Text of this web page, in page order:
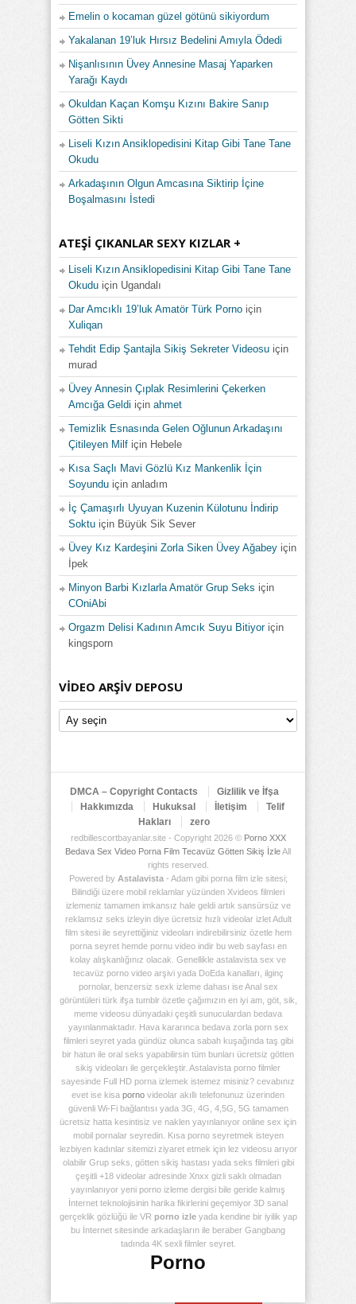
Emelin o kocaman güzel götünü sikiyordum
Yakalanan 19’luk Hırsız Bedelini Amıyla Ödedi
Nişanlısının Üvey Annesine Masaj Yaparken
Yarağı Kaydı
Okuldan Kaçan Komşu Kızını Bakire Sanıp
Götten Sikti
Liseli Kızın Ansiklopedisini Kitap Gibi Tane Tane
Okudu
Arkadaşının Olgun Amcasına Siktirip İçine
Boşalmasını İstedi
ATEŞI ÇIKANLAR SEXY KIZLAR +
Liseli Kızın Ansiklopedisini Kitap Gibi Tane Tane
Okudu için Ugandalı
Dar Amcıklı 19’luk Amatör Türk Porno için
Xuliqan
Tehdit Edip Şantajla Sikiş Sekreter Videosu için
murad
Üvey Annesin Çıplak Resimlerini Çekerken
Amcığa Geldi için ahmet
Temizlik Esnasında Gelen Oğlunun Arkadaşını
Çitileyen Milf için Hebele
Kısa Saçlı Mavi Gözlü Kız Mankenlik İçin
Soyundu için anladım
İç Çamaşırlı Uyuyan Kuzenin Külotunu İndirip
Soktu için Büyük Sik Sever
Üvey Kız Kardeşini Zorla Siken Üvey Ağabey için
İpek
Minyon Barbi Kızlarla Amatör Grup Seks için
COniAbi
Orgazm Delisi Kadının Amcık Suyu Bitiyoriçin
kingsporn
VIDEO ARŞIV DEPOSU
Video
Arşiv
DMCA – Copyright Contacts
Gizlilik ve İfşa
Hakkımızda
Hukuksal İletişim
Telif
Hakları
zero
redbillescortbayanlar.site - Copyright 2026 © Porno XXX
Bedava Sex Video Porna Film Tecavüz Götten Sikiş İzleAll
rights reserved.
Powered by Astalavista- Adam gibi porna film izle sitesi;
Bilindiği üzere mobil reklamlar yüzünden Xvideos filmleri
izlemeniz tamamen imkansız hale geldi artık sansürsüz ve
reklamsız seks izleyin diye ücretsiz hızlı videolar izlet Adult
film sitesi ile seyrettiğiniz videoları indirebilirsiniz özetle hem
porna seyret hemde pornu video indir bu web sayfası en
kolay alışkanlığınız olacak. Genellikle astalavista sex ve
tecavüz porno video arşivi yada DoEda kanalları, ilginç
pornolar, benzersiz sexk izleme dahası ise Anal sex
görüntüleri türk ifşa tumblr özetle çağımızın en iyi am, göt, sik,
meme videosu dünyadaki çeşitli sunuculardan bedava
yayınlanmaktadır. Hava kararınca bedava zorla porn sex
filmleri seyret yada gündüz olunca sabah kuşağında taş gibi
bir hatun ile oral seks yapabilirsin tüm bunları ücretsiz götten
sikiş videoları ile gerçekleştir. Astalavista porno filmler
sayesinde Full HD porna izlemek istemez misiniz? cevabınız
evet ise kisa porno videolar akıllı telefonunuz üzerinden
güvenli Wi-Fi bağlantısı yada 3G, 4G, 4,5G, 5G tamamen
ücretsiz hatta kesintisiz ve naklen yayınlanıyor online sex için
mobil pornalar seyredin. Kısa porno seyretmek isteyen
lezbiyen kadınlar sitemizi ziyaret etmek için lez videosu arıyor
olabilir Grup seks, götten sikiş hastası yada seks filmleri gibi
çeşitli +18 videolar adresinde Xnxx gizli saklı olmadan
yayınlanıyor yeni porno izleme dergisi bile geride kalmış
İnternet teknolojisinin harika fikirlerini geçemiyor 3D sanal
gerçeklik gözlüğü ile VR porno izleyada kendine bir iyilik yap
bu İnternet sitesinde arkadaşların ile beraber Gangbang
tadında 4K sexli filmler seyret.
Porno